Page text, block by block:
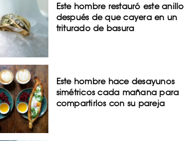
Este hombre restauró este anillo
después de que cayera en un
triturado de basura
Este hombre hace desayunos
simétricos cada mañana para
compartirlos con su pareja